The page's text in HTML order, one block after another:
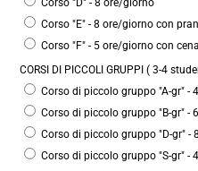
Corso "D" - 8 ore/giorno
Corso "E" - 8 ore/giorno con
Corso "F" - 5 ore/giorno con cena
CORSI DI PICCOLI GRUPPI ( 3-4
Corso di piccolo gruppo "A-gr" -
Corso di piccolo gruppo "B-gr" -
Corso di piccolo gruppo "D-gr" -
Corso di piccolo gruppo "S-gr" -